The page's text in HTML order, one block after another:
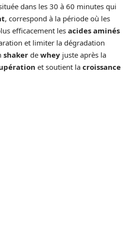
dans les 30 à 60 minutes qui
, correspond à la période où les
efficacement les acides aminés
et limiter la dégradation
shaker de whey juste après la
et soutient la croissance